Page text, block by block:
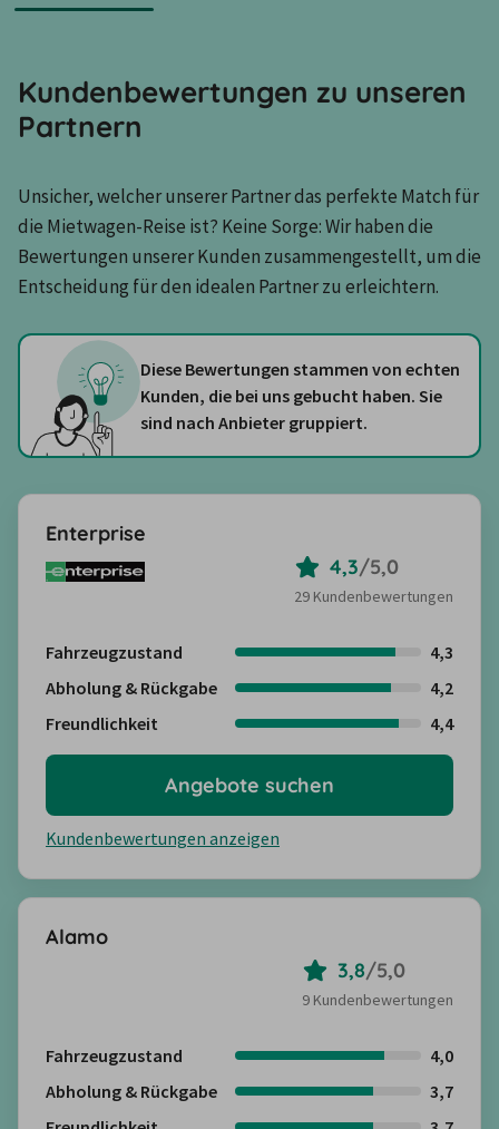
Kundenbewertungen zu unseren
Partnern
Unsicher, welcher unserer Partner das perfekte Match für
die Mietwagen-Reise ist? Keine Sorge: Wir haben die
Bewertungen unserer Kunden zusammengestellt, um die
Entscheidung für den idealen Partner zu erleichtern.
Diese Bewertungen stammen von echten
Kunden, die bei uns gebucht haben. Sie
sind nach Anbieter gruppiert.
Enterprise
4,3/5,0
29 Kundenbewertungen
Fahrzeugzustand
4,3
Abholung & Rückgabe
4,2
Freundlichkeit
4,4
Kundenbewertungen anzeigen
Angebote suchen
Alamo
3,8/5,0
9 Kundenbewertungen
Fahrzeugzustand
4,0
Abholung & Rückgabe
3,7